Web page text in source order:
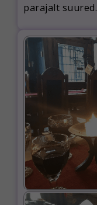
parajalt suured.